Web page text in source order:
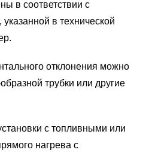
в соответствии с
в технической
отклонения можно
трубки или другие
с топливными или
нагрева с